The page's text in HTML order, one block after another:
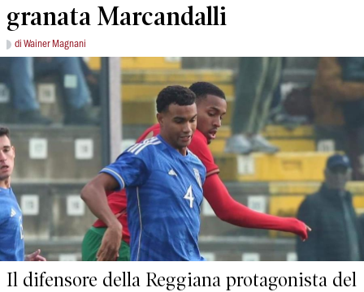
granata Marcandalli
di Wainer Magnani
Il difensore della Reggiana protagonista del